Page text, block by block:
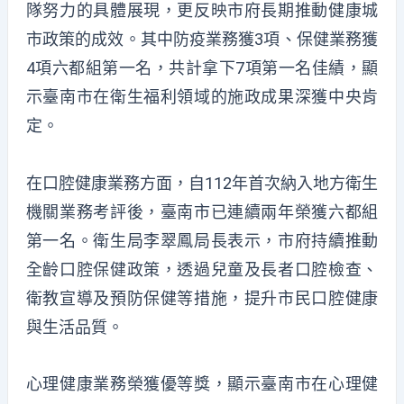
隊努力的具體展現，更反映市府長期推動健康城
市政策的成效。其中防疫業務獲3項、保健業務獲
4項六都組第一名，共計拿下7項第一名佳績，顯
示臺南市在衛生福利領域的施政成果深獲中央肯
定。
在口腔健康業務方面，自112年首次納入地方衛生
機關業務考評後，臺南市已連續兩年榮獲六都組
第一名。衛生局李翠鳳局長表示，市府持續推動
全齡口腔保健政策，透過兒童及長者口腔檢查、
衛教宣導及預防保健等措施，提升市民口腔健康
與生活品質。
心理健康業務榮獲優等獎，顯示臺南市在心理健